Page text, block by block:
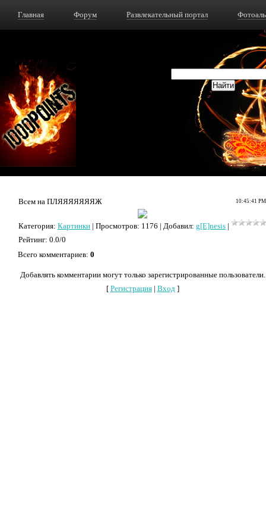
Главная Форум Развлекательный портал
10:45:41 PM
Всем на ПЛЯЯЯЯЯЯЯЖ
Категория: Картинки | Просмотров: 1176 | Добавил: g[E]nesis |
Рейтинг: 0.0/0
Всего комментариев: 0
Добавлять комментарии могут только зарегистрированные пользователи.
[ Регистрация| Вход]